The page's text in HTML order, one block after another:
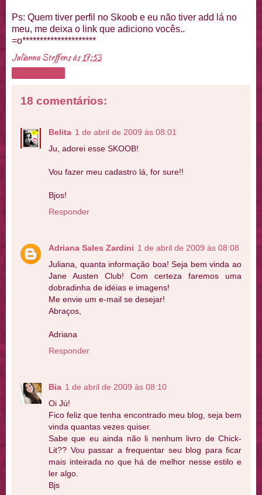
Ps: Quem tiver perfil no Skoob e eu não tiver add lá no
meu, me deixa o link que adiciono vocês..
=o*********************
Julianna Steffensàs 17:53
18 comentários:
Belita 1 de abril de 2009 às 08:01
Ju, adorei esse SKOOB!
Vou fazer meu cadastro lá, for sure!!
Bjos!
Responder
Adriana Sales Zardini 1 de abril de 2009 às 08:08
Juliana, quanta informação boa! Seja bem vinda ao
Jane Austen Club! Com certeza faremos uma
dobradinha de idéias e imagens!
Me envie um e-mail se desejar!
Abraços,
Adriana
Responder
Bia 1 de abril de 2009 às 08:10
Oi Jú!
Fico feliz que tenha encontrado meu blog, seja bem
vinda quantas vezes quiser.
Sabe que eu ainda não li nenhum livro de Chick-
Lit?? Vou passar a frequentar seu blog para ficar
mais inteirada no que há de melhor nesse estilo e
ler algo.
Bjs